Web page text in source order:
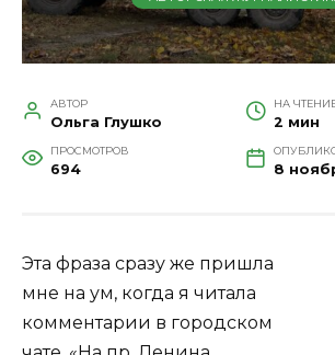
АВТОР
Ольга Глушко
НА
2 мин
ПРОСМОТРОВ
694 8
Эта фраза сразу же пришла
мне на ум, когда я читала
комментарии в городском